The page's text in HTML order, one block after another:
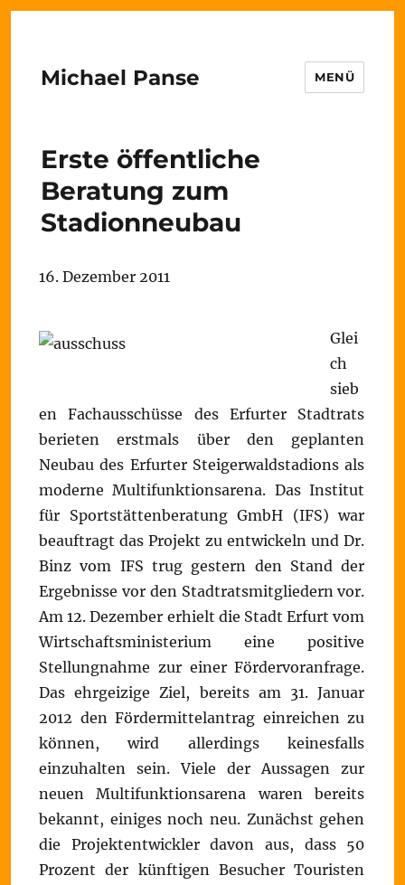
Michael Panse MENÜ
Erste öffentliche
Beratung zum
Stadionneubau
16. Dezember 2011
Glei
ch
sieb
en Fachausschüsse des Erfurter Stadtrats
berieten erstmals über den geplanten
Neubau des Erfurter Steigerwaldstadions als
moderne Multifunktionsarena. Das Institut
für Sportstättenberatung GmbH (IFS) war
beauftragt das Projekt zu entwickeln und Dr.
Binz vom IFS trug gestern den Stand der
Ergebnisse vor den Stadtratsmitgliedern vor.
Am 12. Dezember erhielt die Stadt Erfurt vom
Wirtschaftsministerium eine positive
Stellungnahme zur einer Fördervoranfrage.
Das ehrgeizige Ziel, bereits am 31. Januar
2012 den Fördermittelantrag einreichen zu
können, wird allerdings keinesfalls
einzuhalten sein. Viele der Aussagen zur
neuen Multifunktionsarena waren bereits
bekannt, einiges noch neu. Zunächst gehen
die Projektentwickler davon aus, dass 50
Prozent der künftigen Besucher Touristen